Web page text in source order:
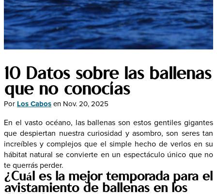
10 Datos sobre las ballenas
que no conocías
Por Los Cabosen Nov. 20, 2025
En el vasto océano, las ballenas son estos gentiles gigantes
que despiertan nuestra curiosidad y asombro, son seres tan
increíbles y complejos que el simple hecho de verlos en su
hábitat natural se convierte en un espectáculo único que no
te querrás perder.
¿Cuál es la mejor temporada para el
avistamiento de ballenas en los